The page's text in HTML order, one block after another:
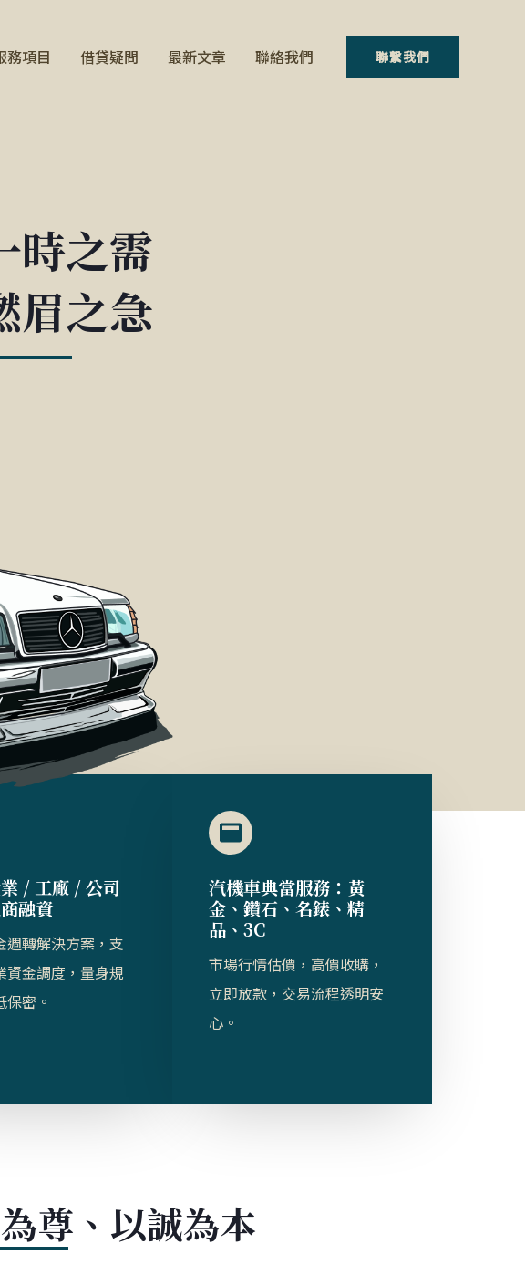
務項目 借貸疑問 最新文章 聯絡我們 聯繫我們
時之需
眉之急
/ 工廠 / 公司
融資
週轉解決方案，支
資金調度，量身規
保密。
汽機車典當服務：黃
金、鑽石、名錶、精
品、3C
市場行情估價，高價收購，
立即放款，交易流程透明安
心。
尊、以誠為本